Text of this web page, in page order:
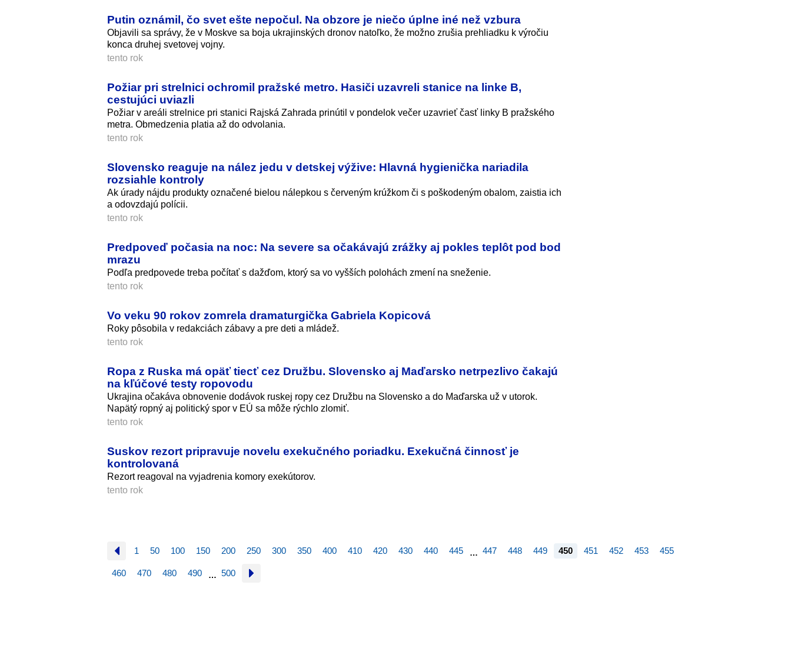
Putin oznámil, čo svet ešte nepočul. Na obzore je niečo úplne iné než vzbura
Objavili sa správy, že v Moskve sa boja ukrajinských dronov natoľko, že možno zrušia prehliadku k výročiu
konca druhej svetovej vojny.
tento rok
Požiar pri strelnici ochromil pražské metro. Hasiči uzavreli stanice na linke B,
cestujúci uviazli
Požiar v areáli strelnice pri stanici Rajská Zahrada prinútil v pondelok večer uzavrieť časť linky B pražského
metra. Obmedzenia platia až do odvolania.
tento rok
Slovensko reaguje na nález jedu v detskej výžive: Hlavná hygienička nariadila
rozsiahle kontroly
Ak úrady nájdu produkty označené bielou nálepkou s červeným krúžkom či s poškodeným obalom, zaistia ich
a odovzdajú polícii.
tento rok
Predpoveď počasia na noc: Na severe sa očakávajú zrážky aj pokles teplôt pod bod
mrazu
Podľa predpovede treba počítať s dažďom, ktorý sa vo vyšších polohách zmení na sneženie.
tento rok
Vo veku 90 rokov zomrela dramaturgička Gabriela Kopicová
Roky pôsobila v redakciách zábavy a pre deti a mládež.
tento rok
Ropa z Ruska má opäť tiecť cez Družbu. Slovensko aj Maďarsko netrpezlivo čakajú
na kľúčové testy ropovodu
Ukrajina očakáva obnovenie dodávok ruskej ropy cez Družbu na Slovensko a do Maďarska už v utorok.
Napätý ropný aj politický spor v EÚ sa môže rýchlo zlomiť.
tento rok
Suskov rezort pripravuje novelu exekučného poriadku. Exekučná činnosť je
kontrolovaná
Rezort reagoval na vyjadrenia komory exekútorov.
tento rok
1 50 100 150 200 250 300 350 400 410 420 430 440 445 … 447 448 449 450 451 452 453 455
460 470 480 490 … 500